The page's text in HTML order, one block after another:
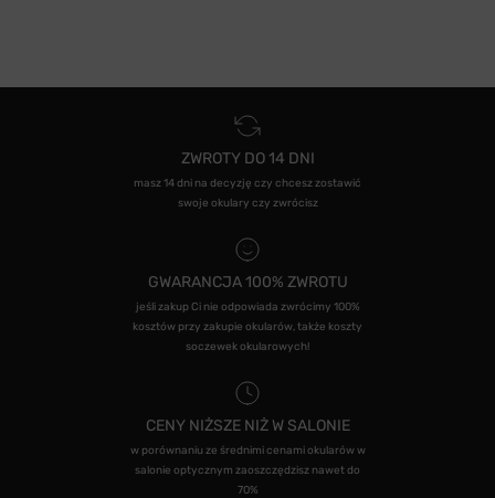
ZWROTY DO 14 DNI
masz 14 dni na decyzję czy chcesz zostawić
swoje okulary czy zwrócisz
GWARANCJA 100% ZWROTU
jeśli zakup Ci nie odpowiada zwrócimy 100%
kosztów przy zakupie okularów, także koszty
soczewek okularowych!
CENY NIŻSZE NIŻ W SALONIE
w porównaniu ze średnimi cenami okularów w
salonie optycznym zaoszczędzisz nawet do
70%